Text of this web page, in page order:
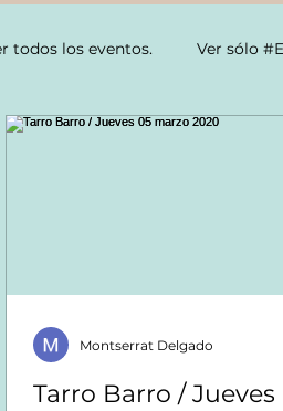
todos los eventos. Ver sólo
Tarro Barro / Jueves 05
Montserrat Delgado